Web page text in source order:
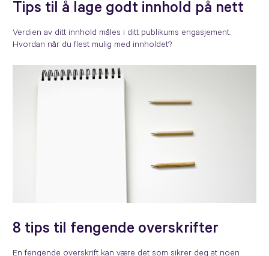
Tips til å lage godt innhold på nett
Verdien av ditt innhold måles i ditt publikums engasjement.
Hvordan når du flest mulig med innholdet?
8 tips til fengende overskrifter
En fengende overskrift kan være det som sikrer deg at noen